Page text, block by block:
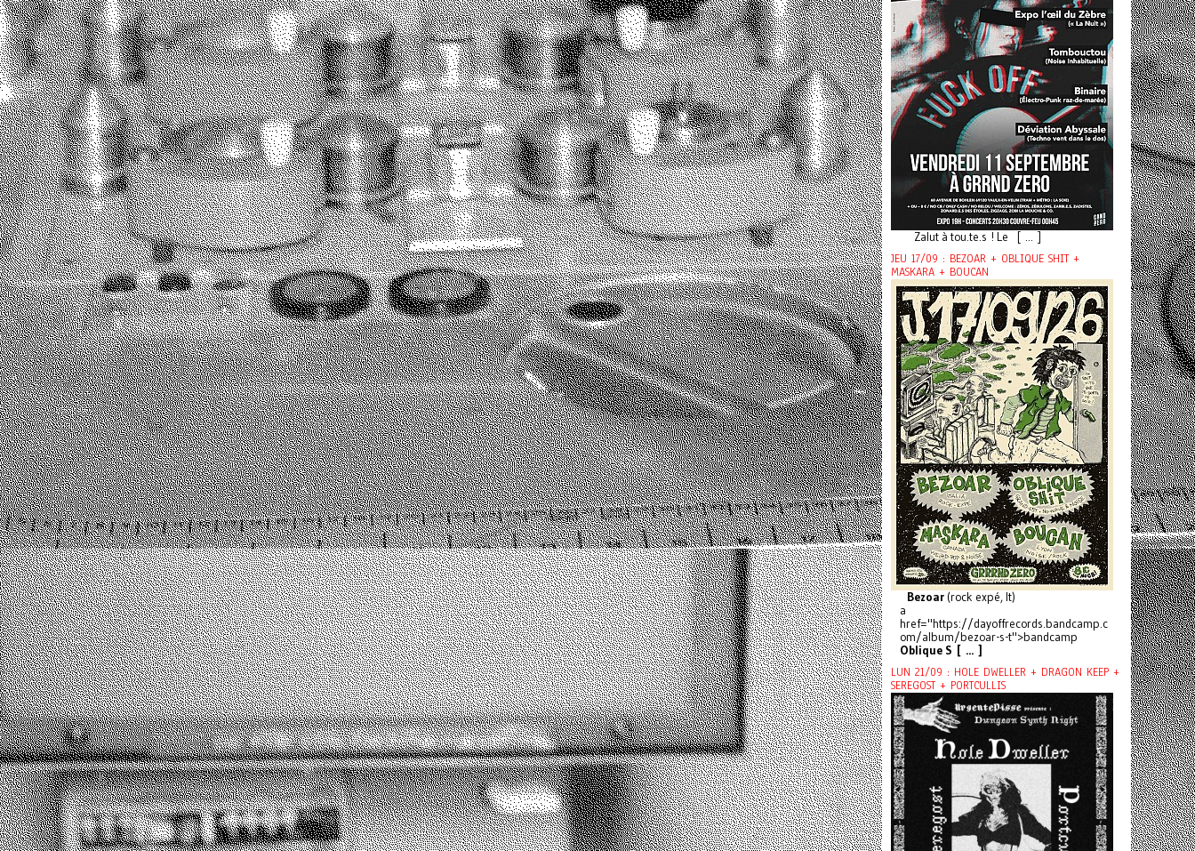
Zalut à tou.te.s ! Le [ ... ]
JEU 17/09 : BEZOAR + OBLIQUE SHIT +
MASKARA + BOUCAN
Bezoar (rock expé, It)
a
href="https://dayoffrecords.bandcamp.c
om/album/bezoar-s-t">bandcamp
Oblique S [ ... ]
LUN 21/09 : HOLE DWELLER + DRAGON KEEP +
SEREGOST + PORTCULLIS